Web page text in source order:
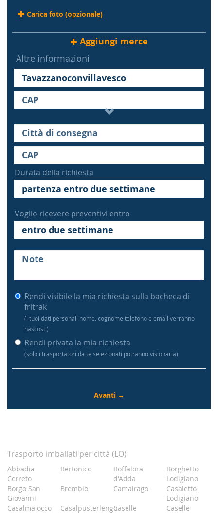
Carica foto (opzionale)
Aggiungi merce
Altre informazioni
Durata della richiesta
Voglio ricevere preventivi entro
Rendi visibile la mia richiesta sulla bacheca di
fritrak
(i tuoi dati personali nome, cognome telefono e email verranno
nascosti)
Rendi privata la mia richiesta
(solo i trasportatori da te selezionati potranno visionarla)
Trasporto imballati per città (LO)
Abbadia
Cerreto
Bertonico
Boffalora
d'Adda
Borghetto
Lodigiano
Borgo San
Giovanni
Brembio Camairago
Casaletto
Lodigiano
Casalmaiocco
CasalpusterlengoCaselle Caselle